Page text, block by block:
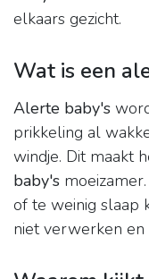
elkaars gezicht.
Wat is een
Alerte baby's
prikkeling al
windje. Dit maakt
baby's
of te weinig slaap
niet verwerken